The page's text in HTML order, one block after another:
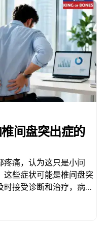
间盘突出症的
痛，认为这只是小问
这些症状可能是椎间盘突
接受诊断和治疗，病情